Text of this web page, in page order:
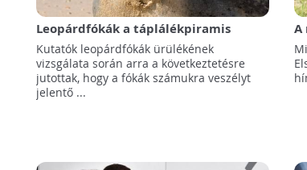
Leopárdfókák a táplálékpiramis
tetején - Cápákat is esznek!
Kutatók leopárdfókák ürülékének
vizsgálata során arra a következtetésre
jutottak, hogy a fókák számukra veszélyt
jelentő ...
A